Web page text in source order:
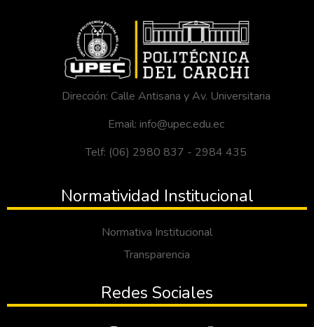
Dirección: Calle Antisana y Av. Universitaria
Email: info@upec.edu.ec
Telf: (06) 2980 837 - 2984 435
Normatividad Institucional
Normativa Institucional
Transparencia
Redes Sociales